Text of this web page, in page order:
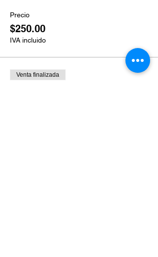
Precio
$250.00
IVA incluido
Venta finalizada